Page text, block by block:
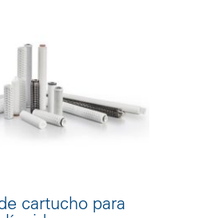
cartucho para